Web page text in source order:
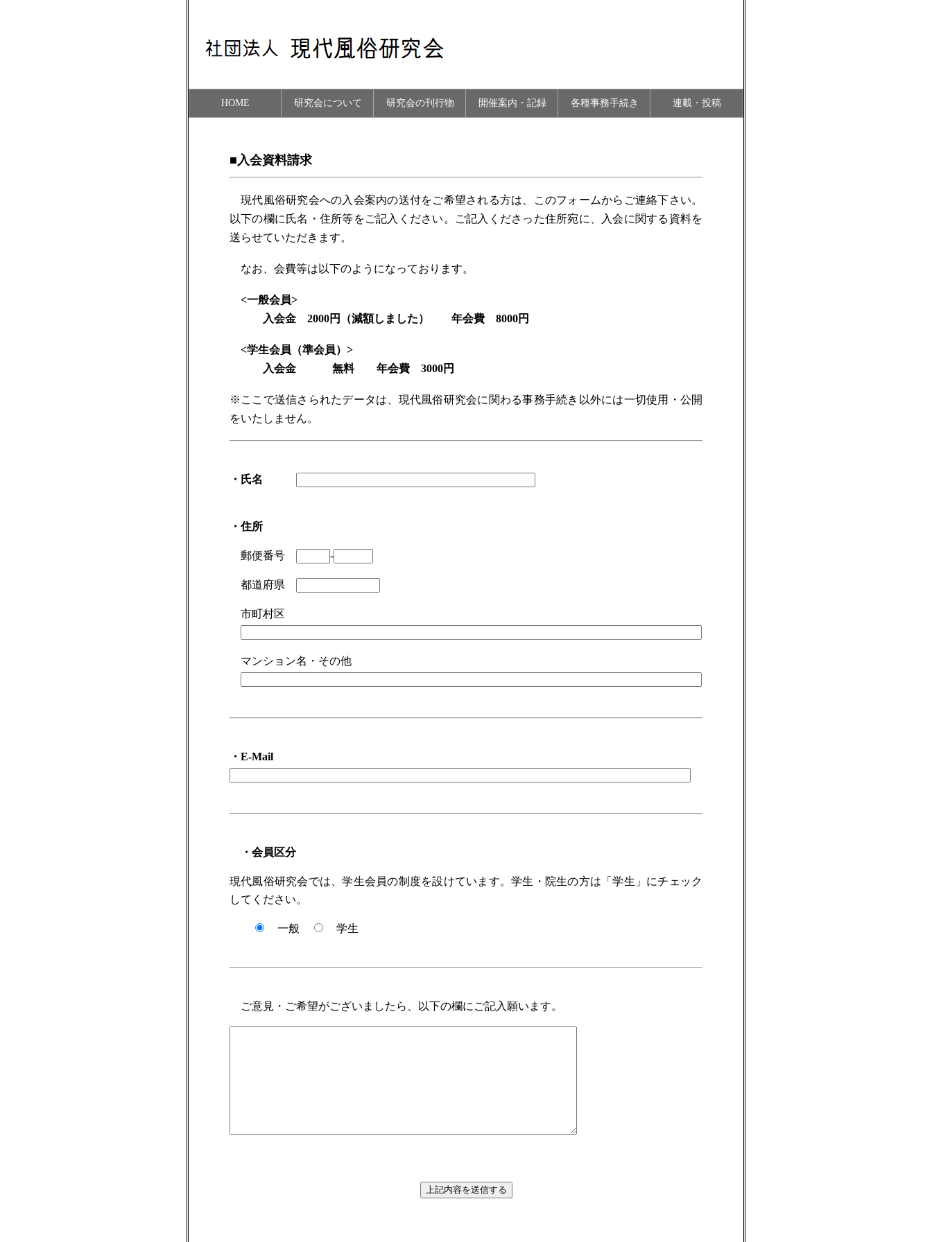
HOME 研究会について 研究会の刊行物 開催案内・記録 各種事務手続き 連載・投稿
■入会資料請求
現代風俗研究会への入会案内の送付をご希望される方は、このフォームからご連絡下さい。
以下の欄に氏名・住所等をご記入ください。ご記入くださった住所宛に、入会に関する資料を
送らせていただきます。
なお、会費等は以下のようになっております。
<一般会員>
入会金 2000円（減額しました） 年会費 8000円
<学生会員（準会員）>
入会金 無料 年会費 3000円
※ここで送信さられたデータは、現代風俗研究会に関わる事務手続き以外には一切使用・公開
をいたしません。
・氏名
・住所
郵便番号 -
都道府県
市町村区
マンション名・その他
・E-Mail
・会員区分
現代風俗研究会では、学生会員の制度を設けています。学生・院生の方は「学生」にチェック
してください。
一般 学生
ご意見・ご希望がございましたら、以下の欄にご記入願います。